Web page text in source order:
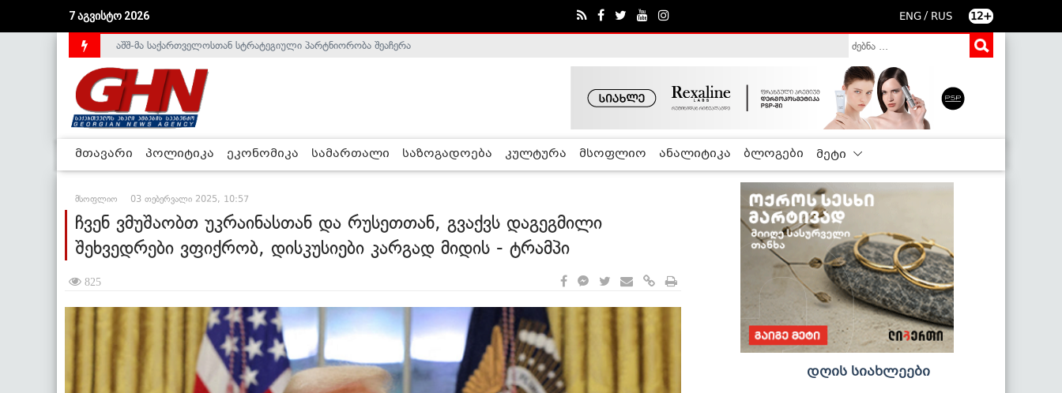
7 აგვისტო 2026 ENG / RUS 12+
საქართველოს დე-ფაქტო მთავრობა არალეგიტიმურია - ჰელსინკის კომისია
აშშ-მა საქართველოსთან სტრატეგიული პარტნიორობა შეაჩერა
მთავარი პოლიტიკა ეკონომიკა სამართალი საზოგადოება კულტურა მსოფლიო ანალიტიკა ბლოგები მეტი
მსოფლიო 03 თებერვალი 2025, 10:57
ჩვენ ვმუშაობთ უკრაინასთან და რუსეთთან, გვაქვს დაგეგმილი
შეხვედრები ვფიქრობ, დისკუსიები კარგად მიდის - ტრამპი
825
დღის სიახლეები